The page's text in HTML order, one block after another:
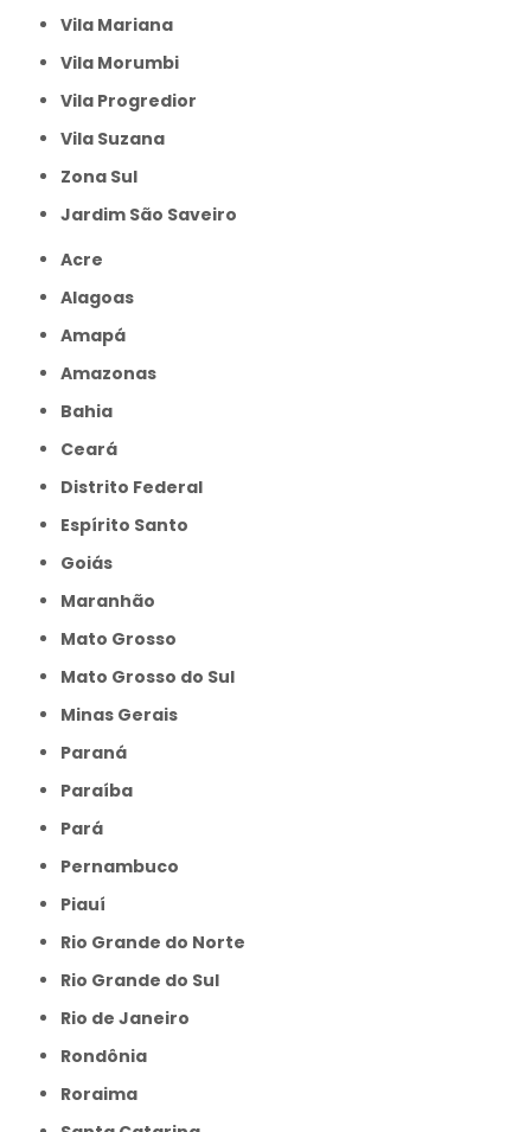
Vila Mariana
Vila Morumbi
Vila Progredior
Vila Suzana
Zona Sul
jardim São Saveiro
Acre
Alagoas
Amapá
Amazonas
Bahia
Ceará
Distrito Federal
Espírito Santo
Goiás
Maranhão
Mato Grosso
Mato Grosso do Sul
Minas Gerais
Paraná
Paraíba
Pará
Pernambuco
Piauí
Rio Grande do Norte
Rio Grande do Sul
Rio de Janeiro
Rondônia
Roraima